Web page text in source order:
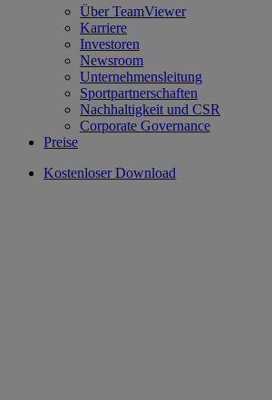
Über TeamViewer
Karriere
Investoren
Newsroom
Unternehmensleitung
Sportpartnerschaften
Nachhaltigkeit und CSR
Corporate Governance
Preise
Kostenloser Download